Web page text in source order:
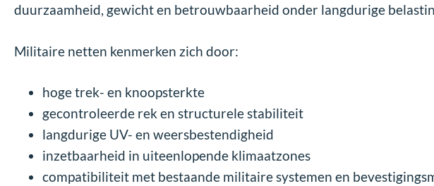
duurzaamheid, gewicht en betrouwbaarheid onder langdurige
Militaire netten kenmerken zich door:
hoge trek- en knoopsterkte
gecontroleerde rek en structurele stabiliteit
langdurige UV- en weersbestendigheid
inzetbaarheid in uiteenlopende klimaatzones
compatibiliteit met bestaande militaire systemen en